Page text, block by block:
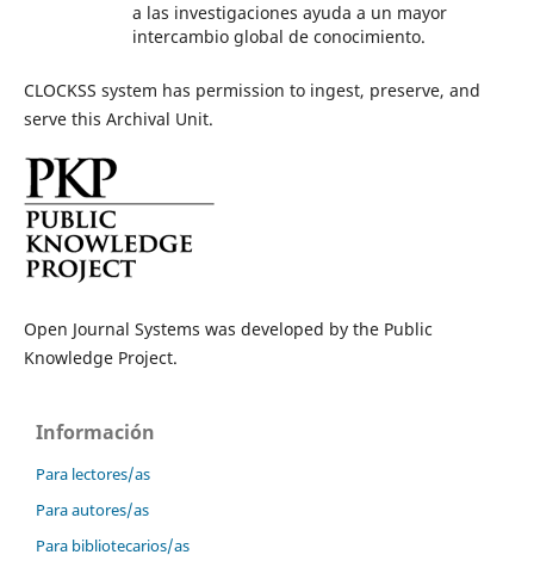
a las investigaciones ayuda a un mayor
intercambio global de conocimiento.
CLOCKSS system has permission to ingest, preserve, and
serve this Archival Unit.
Open Journal Systems was developed by the Public
Knowledge Project.
Información
Para lectores/as
Para autores/as
Para bibliotecarios/as